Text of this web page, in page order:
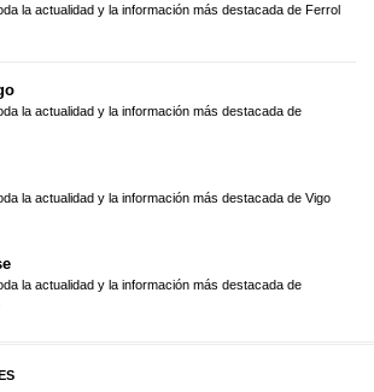
la actualidad y la información más destacada de Ferrol
la actualidad y la información más destacada de
la actualidad y la información más destacada de Vigo
la actualidad y la información más destacada de